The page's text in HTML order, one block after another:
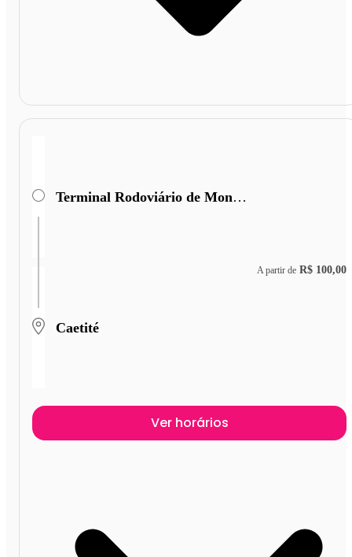
Terminal Rodoviário de Monte Azul
Caetité
A partir de R$ 100,00
Ver horários